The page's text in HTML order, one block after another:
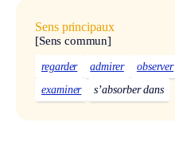
Sens principaux
[Sens commun]
regarder admirer observer
examiner
s’absorber dans